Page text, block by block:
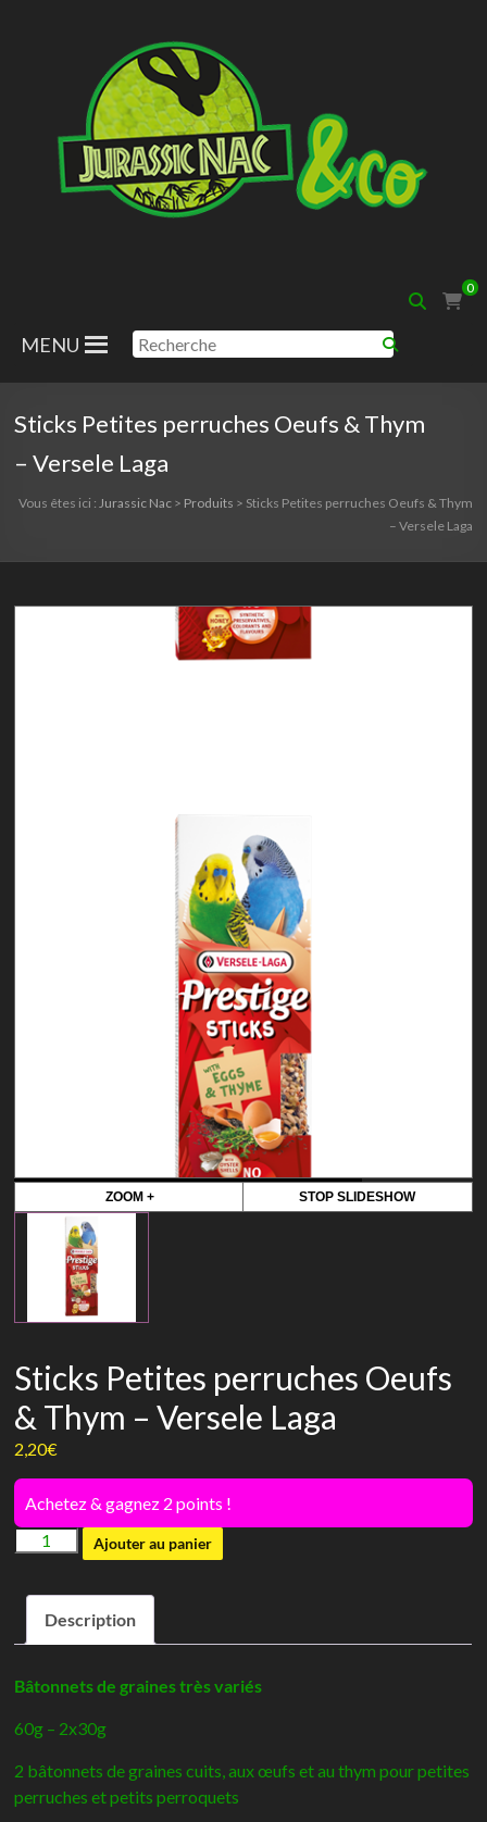
Nac
0
MENU
Sticks Petites perruches Oeufs & Thym
– Versele Laga
Vous êtes ici : Jurassic Nac> Produits > Sticks Petites perruches Oeufs & Thym
– Versele Laga
ZOOM + STOP SLIDESHOW
Sticks Petites perruches Oeufs
& Thym – Versele Laga
2,20€
Achetez & gagnez 2 points !
quantité
Sticks
Petites
perruches
Thym
Laga
Ajouter au panier
Description
Bâtonnets de graines très variés
60g – 2x30g
2 bâtonnets de graines cuits, aux œufs et au thym pour petites
perruches et petits perroquets